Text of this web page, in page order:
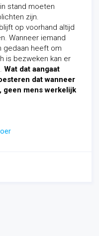
stand moeten
zijn.
op voorhand altijd
Wanneer iemand
gedaan heeft om
is bezweken kan er
Wat dat aangaat
dat wanneer
geen mens werkelijk